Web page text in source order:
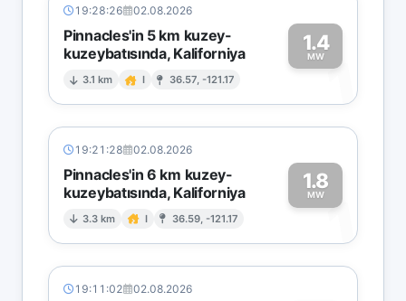
19:28:26 02.08.2026
Pinnacles'in 5 km kuzey-
kuzeybatısında, Kaliforniya
3.1 km I 36.57, -121.17
1.4
MW1
19:21:28 02.08.2026
Pinnacles'in 6 km kuzey-
kuzeybatısında, Kaliforniya
3.3 km I 36.59, -121.17
1.8
MW1
19:11:02 02.08.2026